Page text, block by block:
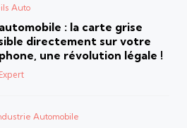
Auto
: la carte grise
directement sur votre
une révolution légale !
Automobile